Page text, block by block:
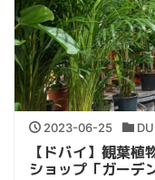
2023-06-25
【ドバイ】観葉
ショップ「ガーデ